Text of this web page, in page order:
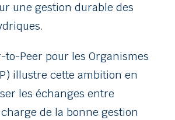
une gestion durable des
to-Peer pour les Organismes
illustre cette ambition en
les échanges entre
de la bonne gestion